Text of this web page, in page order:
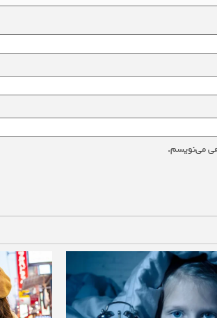
می‌نویسم.